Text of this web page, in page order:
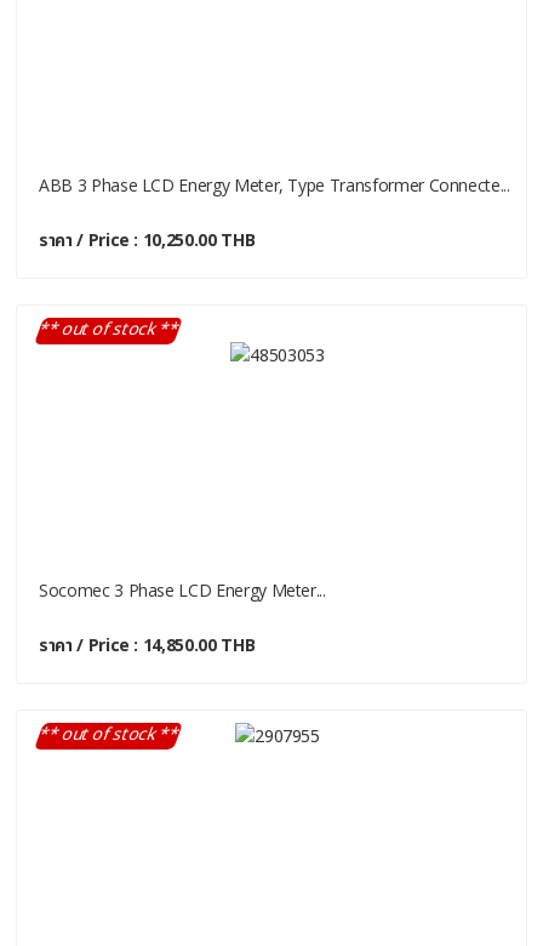
ABB 3 Phase LCD Energy Meter, Type Transformer Connecte...
ราคา / Price : 10,250.00 THB
** out of stock **
Socomec 3 Phase LCD Energy Meter...
ราคา / Price : 14,850.00 THB
** out of stock **